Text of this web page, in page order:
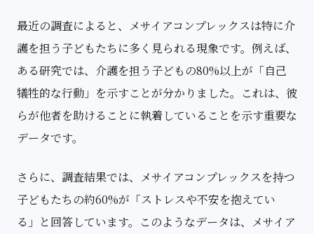
最近の調査によると、メサイアコンプレックスは特に介
護を担う子どもたちに多く見られる現象です。例えば、
ある研究では、介護を担う子どもの80%以上が「自己
犠牲的な行動」を示すことが分かりました。これは、彼
らが他者を助けることに執着していることを示す重要な
データです。
さらに、調査結果では、メサイアコンプレックスを持つ
子どもたちの約60%が「ストレスや不安を抱えてい
る」と回答しています。このようなデータは、メサイア